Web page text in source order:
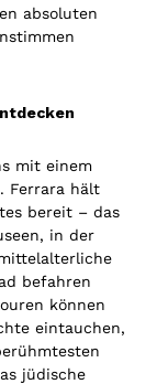
absoluten
mit einem
Ferrara hält
bereit – das
in der
befahren
können
eintauchen,
jüdische